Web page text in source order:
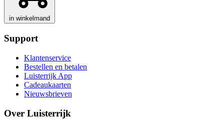
in winkelmand
Support
Klantenservice
Bestellen en betalen
Luisterrijk App
Cadeaukaarten
Nieuwsbrieven
Over Luisterrijk